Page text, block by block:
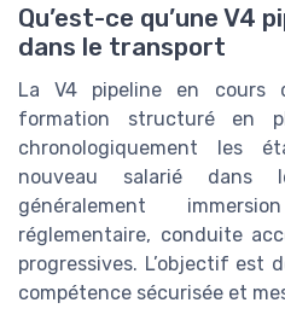
Qu’est-ce qu’une V4
dans le transport
La V4 pipeline en cours
formation structuré en
chronologiquement les
nouveau salarié
généralement
réglementaire, conduite
progressives. L’objectif est
compétence sécurisée et